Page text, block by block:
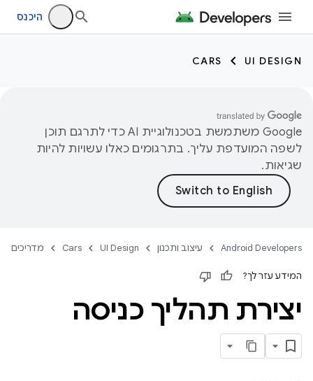
היכנס
UI DESIGN
CARS
‫Google משתמשת בטכנולוגיית AI כדי לתרגם תוכן
לשפה המועדפת עליך. בתרגומים כאלו עשויות להיות
שגיאות.
Android Developers עיצוב ותכנון UI Design
Cars מדריכים
המידע עזר לך?
יצירת תהליך כניסה